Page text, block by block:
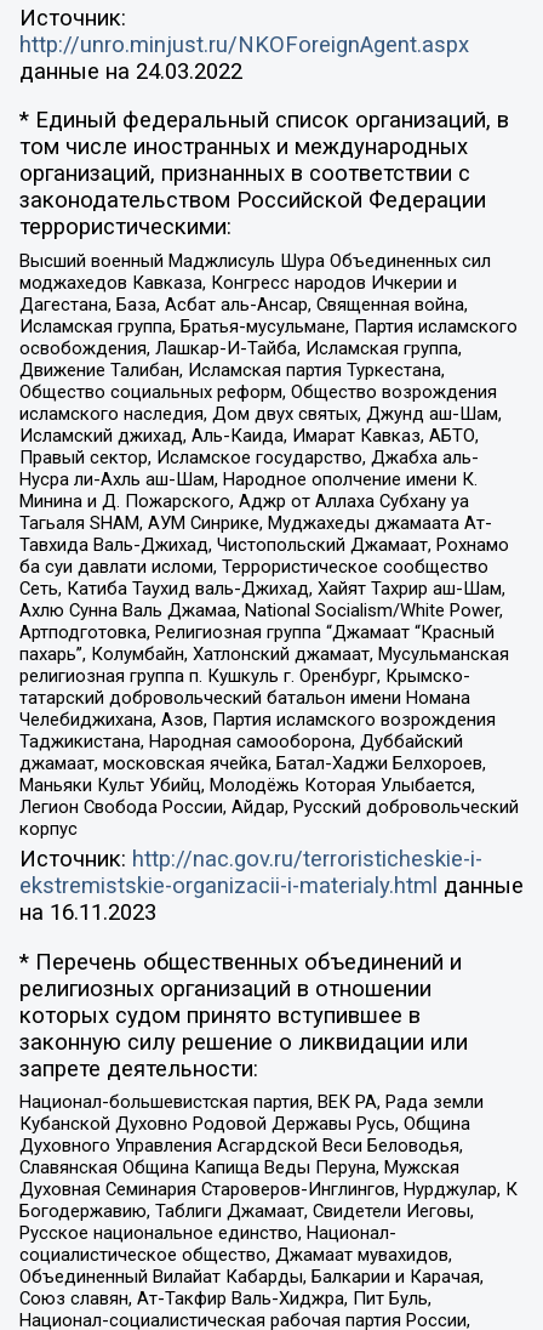
Источник:
http://unro.minjust.ru/NKOForeignAgent.aspx
данные на 24.03.2022
* Единый федеральный список организаций, в
том числе иностранных и международных
организаций, признанных в соответствии с
законодательством Российской Федерации
террористическими:
Высший военный Маджлисуль Шура Объединенных сил
моджахедов Кавказа, Конгресс народов Ичкерии и
Дагестана, База, Асбат аль-Ансар, Священная война,
Исламская группа, Братья-мусульмане, Партия исламского
освобождения, Лашкар-И-Тайба, Исламская группа,
Движение Талибан, Исламская партия Туркестана,
Общество социальных реформ, Общество возрождения
исламского наследия, Дом двух святых, Джунд аш-Шам,
Исламский джихад, Аль-Каида, Имарат Кавказ, АБТО,
Правый сектор, Исламское государство, Джабха аль-
Нусра ли-Ахль аш-Шам, Народное ополчение имени К.
Минина и Д. Пожарского, Аджр от Аллаха Субхану уа
Тагьаля SHAM, АУМ Синрике, Муджахеды джамаата Ат-
Тавхида Валь-Джихад, Чистопольский Джамаат, Рохнамо
ба суи давлати исломи, Террористическое сообщество
Сеть, Катиба Таухид валь-Джихад, Хайят Тахрир аш-Шам,
Ахлю Сунна Валь Джамаа, National Socialism/White Power,
Артподготовка, Религиозная группа “Джамаат “Красный
пахарь”, Колумбайн, Хатлонский джамаат, Мусульманская
религиозная группа п. Кушкуль г. Оренбург, Крымско-
татарский добровольческий батальон имени Номана
Челебиджихана, Азов, Партия исламского возрождения
Таджикистана, Народная самооборона, Дуббайский
джамаат, московская ячейка, Батал-Хаджи Белхороев,
Маньяки Культ Убийц, Молодёжь Которая Улыбается,
Легион Свобода России, Айдар, Русский добровольческий
корпус
Источник: http://nac.gov.ru/terroristicheskie-i-
ekstremistskie-organizacii-i-materialy.html данные
на 16.11.2023
* Перечень общественных объединений и
религиозных организаций в отношении
которых судом принято вступившее в
законную силу решение о ликвидации или
запрете деятельности:
Национал-большевистская партия, ВЕК РА, Рада земли
Кубанской Духовно Родовой Державы Русь, Община
Духовного Управления Асгардской Веси Беловодья,
Славянская Община Капища Веды Перуна, Мужская
Духовная Семинария Староверов-Инглингов, Нурджулар, К
Богодержавию, Таблиги Джамаат, Свидетели Иеговы,
Русское национальное единство, Национал-
социалистическое общество, Джамаат мувахидов,
Объединенный Вилайат Кабарды, Балкарии и Карачая,
Союз славян, Ат-Такфир Валь-Хиджра, Пит Буль,
Национал-социалистическая рабочая партия России,